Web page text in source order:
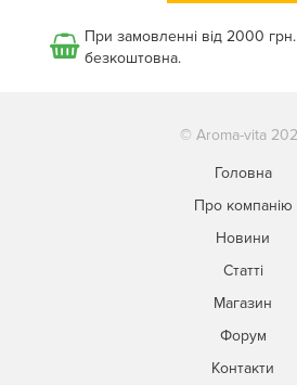
При замовленні від 2000
безкоштовна.
© Aroma-vita
Головна
Про компанію
Новини
Статті
Магазин
Форум
Контакти